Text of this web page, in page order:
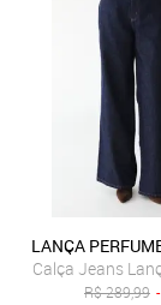
LANÇA
Calça Jeans
R$289,99